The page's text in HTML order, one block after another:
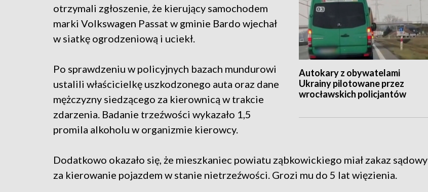
Autokary z obywatelami
Ukrainy pilotowane przez
wrocławskich policjantów
otrzymali zgłoszenie, że kierujący samochodem
marki Volkswagen Passat w gminie Bardo wjechał
w siatkę ogrodzeniową i uciekł.
Po sprawdzeniu w policyjnych bazach mundurowi
ustalili właścicielkę uszkodzonego auta oraz dane
mężczyzny siedzącego za kierownicą w trakcie
zdarzenia. Badanie trzeźwości wykazało 1,5
promila alkoholu w organizmie kierowcy.
Dodatkowo okazało się, że mieszkaniec powiatu ząbkowickiego miał zakaz sądowy
za kierowanie pojazdem w stanie nietrzeźwości. Grozi mu do 5 lat więzienia.